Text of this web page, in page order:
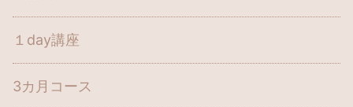
１day講座
3カ月コース